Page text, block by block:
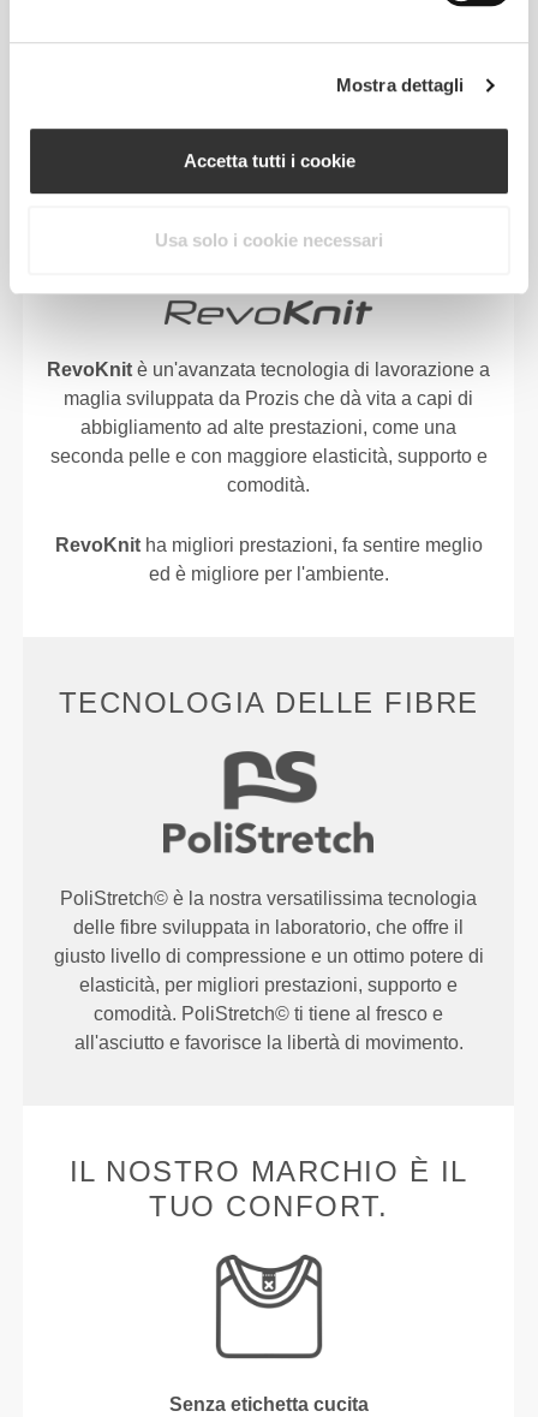
Mostra dettagli
Accetta tutti i cookie
Usa solo i cookie necessari
PROGETTATO CON LA
RevoKnit è un'avanzata tecnologia di lavorazione a
maglia sviluppata da Prozis che dà vita a capi di
abbigliamento ad alte prestazioni, come una
seconda pelle e con maggiore elasticità, supporto e
comodità.
RevoKnitha migliori prestazioni, fa sentire meglio
ed è migliore per l'ambiente.
TECNOLOGIA DELLE FIBRE
PoliStretch© è la nostra versatilissima tecnologia
delle fibre sviluppata in laboratorio, che offre il
giusto livello di compressione e un ottimo potere di
elasticità, per migliori prestazioni, supporto e
comodità. PoliStretch© ti tiene al fresco e
all'asciutto e favorisce la libertà di movimento.
IL NOSTRO MARCHIO È IL
TUO CONFORT.
Senza etichetta cucita